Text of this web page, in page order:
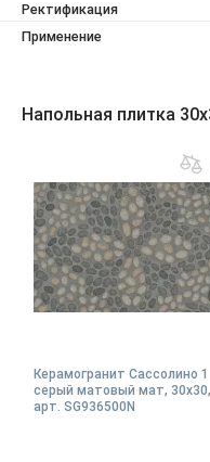
Ректификация
Применение
Напольная плитка
Керамогранит Сассолино 1
серый матовый мат, 30x30,
арт. SG936500N